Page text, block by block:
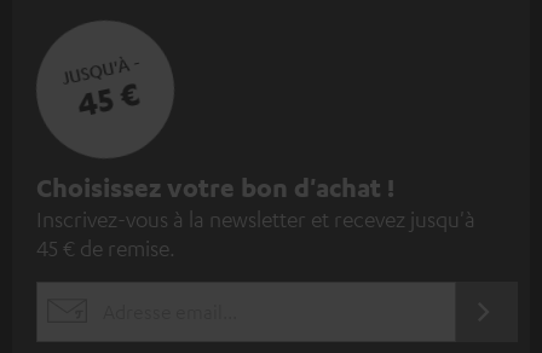
JUSQU'À -
45 €
I
n
s
Choisissez votre bon d'achat !
Inscrivez-vous à la newsletter et recevez jusqu'à
45 € de remise.